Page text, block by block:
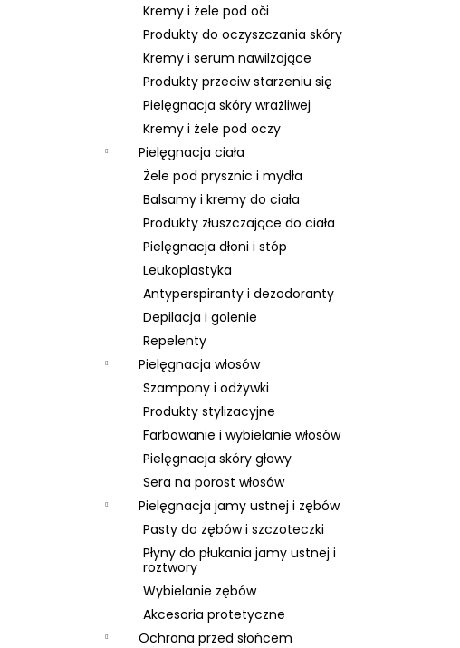
Kremy i żele pod oči
Produkty do oczyszczania skóry
Kremy i serum nawilżające
Produkty przeciw starzeniu się
Pielęgnacja skóry wrażliwej
Kremy i żele pod oczy
Pielęgnacja ciała
Żele pod prysznic i mydła
Balsamy i kremy do ciała
Produkty złuszczające do ciała
Pielęgnacja dłoni i stóp
Leukoplastyka
Antyperspiranty i dezodoranty
Depilacja i golenie
Repelenty
Pielęgnacja włosów
Szampony i odżywki
Produkty stylizacyjne
Farbowanie i wybielanie włosów
Pielęgnacja skóry głowy
Sera na porost włosów
Pielęgnacja jamy ustnej i zębów
Pasty do zębów i szczoteczki
Płyny do płukania jamy ustnej i
roztwory
Wybielanie zębów
Akcesoria protetyczne
Ochrona przed słońcem